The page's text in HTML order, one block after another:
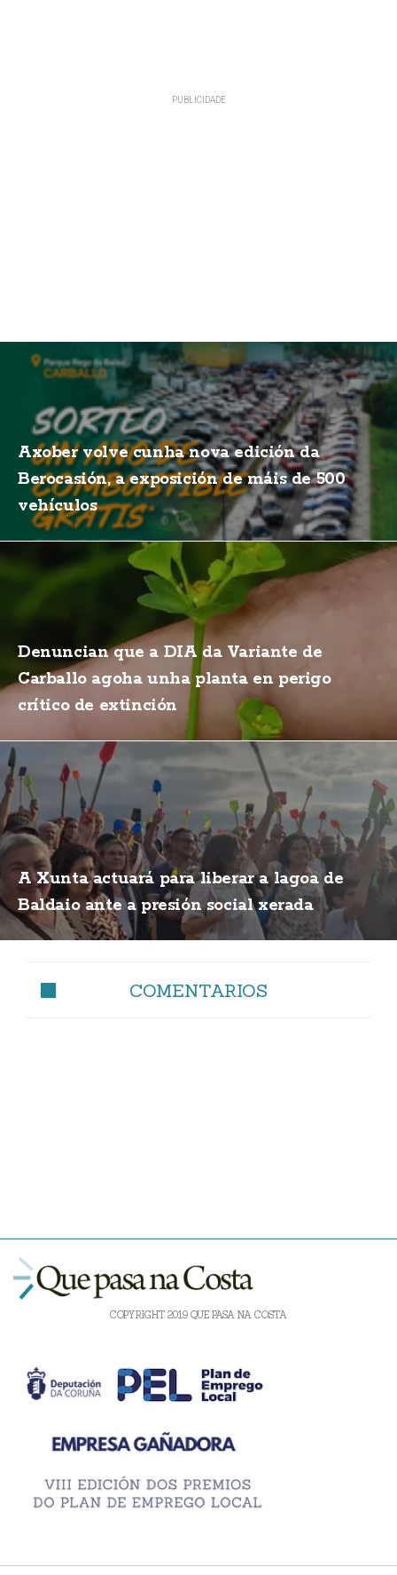
Axober volve cunha nova edición da
Berocasión, a exposición de máis de 500
vehículos
Denuncian que a DIA da Variante de
Carballo agoha unha planta en perigo
crítico de extinción
A Xunta actuará para liberar a lagoa de
Baldaio ante a presión social xerada
COMENTARIOS
COPYRIGHT 2019 QUE PASA NA COSTA